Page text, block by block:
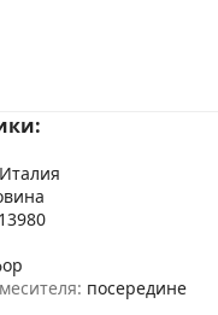
Италия
посередине